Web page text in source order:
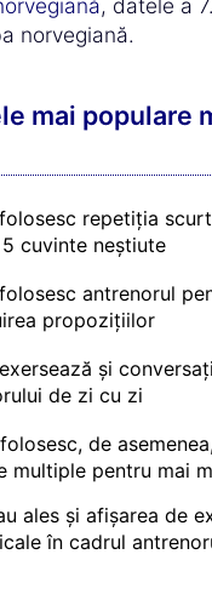
, datele a
norvegiană.
mai populare
folosesc repetiția
cuvinte neștiute
folosesc antrenorul
propozițiilor
exersează și
de zi cu zi
folosesc, de
multiple pentru mai
ales și afișarea de
în cadrul